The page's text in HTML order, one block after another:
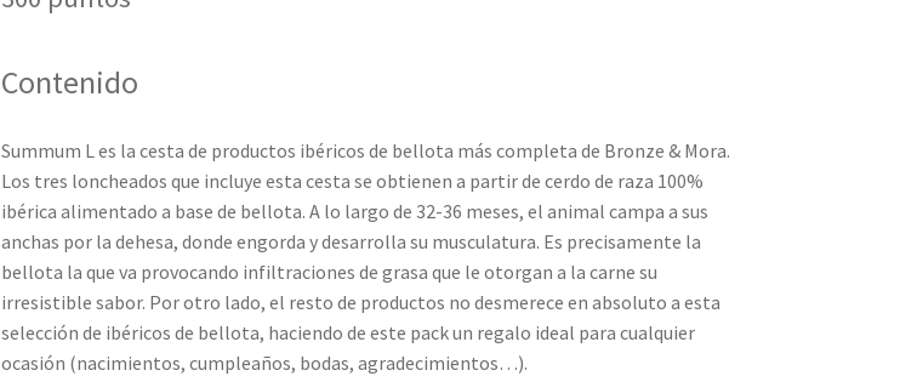
Contenido
Summum L es la cesta de productos ibéricos de bellota más completa de Bronze & Mora.
Los tres loncheados que incluye esta cesta se obtienen a partir de cerdo de raza 100%
ibérica alimentado a base de bellota. A lo largo de 32-36 meses, el animal campa a sus
anchas por la dehesa, donde engorda y desarrolla su musculatura. Es precisamente la
bellota la que va provocando infiltraciones de grasa que le otorgan a la carne su
irresistible sabor. Por otro lado, el resto de productos no desmerece en absoluto a esta
selección de ibéricos de bellota, haciendo de este pack un regalo ideal para cualquier
ocasión (nacimientos, cumpleaños, bodas, agradecimientos…).